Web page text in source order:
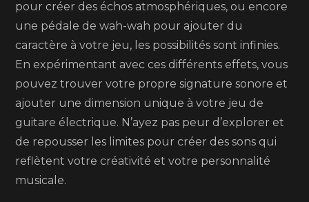
pour créer des échos atmosphériques, ou encore
une pédale de wah-wah pour ajouter du
caractère à votre jeu, les possibilités sont infinies.
En expérimentant avec ces différents effets, vous
pouvez trouver votre propre signature sonore et
ajouter une dimension unique à votre jeu de
guitare électrique. N’ayez pas peur d’explorer et
de repousser les limites pour créer des sons qui
reflètent votre créativité et votre personnalité
musicale.